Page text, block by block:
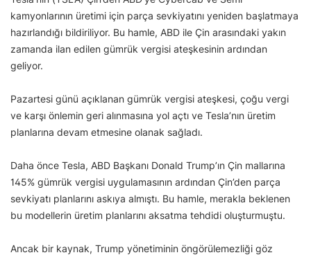
kamyonlarının üretimi için parça sevkiyatını yeniden başlatmaya
hazırlandığı bildiriliyor. Bu hamle, ABD ile Çin arasındaki yakın
zamanda ilan edilen gümrük vergisi ateşkesinin ardından
geliyor.
Pazartesi günü açıklanan gümrük vergisi ateşkesi, çoğu vergi
ve karşı önlemin geri alınmasına yol açtı ve Tesla’nın üretim
planlarına devam etmesine olanak sağladı.
Daha önce Tesla, ABD Başkanı Donald Trump’ın Çin mallarına
145% gümrük vergisi uygulamasının ardından Çin’den parça
sevkiyatı planlarını askıya almıştı. Bu hamle, merakla beklenen
bu modellerin üretim planlarını aksatma tehdidi oluşturmuştu.
Ancak bir kaynak, Trump yönetiminin öngörülemezliği göz